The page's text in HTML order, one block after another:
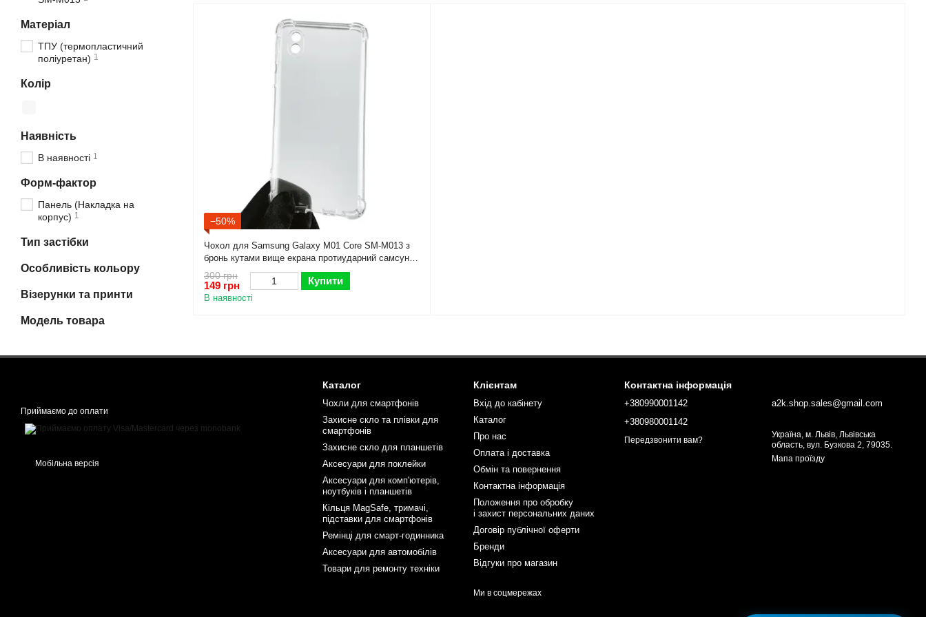
−50%
Чохол для Samsung Galaxy M01 Core SM-M013 з
бронь кутами вище екрана протиударний самсунг
м01 кор прозорий
300 грн
149 грн Купити
В наявності
Матеріал
ТПУ (термопластичний
поліуретан) 1
Колір
Наявність
В наявності 1
Форм-фактор
Панель (Накладка на
корпус) 1
Тип застібки
Особливість кольору
Візерунки та принти
Модель товара
Приймаємо до оплати
Мобільна версія
Каталог
Чохли для смартфонів
Захисне скло та плівки для
смартфонів
Захисне скло для планшетів
Аксесуари для поклейки
Аксесуари для комп'ютерів,
ноутбуків і планшетів
Кільця MagSafe, тримачі,
підставки для смартфонів
Ремінці для смарт-годинника
Аксесуари для автомобілів
Товари для ремонту техніки
Клієнтам
Вхід до кабінету
Каталог
Про нас
Оплата і доставка
Обмін та повернення
Контактна інформація
Положення про обробку
і захист персональних даних
Договір публічної оферти
Бренди
Відгуки про магазин
Ми в соцмережах
Контактна інформація
+380990001142
+380980001142
Передзвонити вам?
a2k.shop.sales@gmail.com
Україна, м. Львів, Львівська
область, вул. Бузкова 2, 79035.
Мапа проїзду